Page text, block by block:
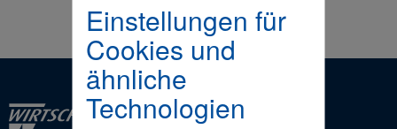
Einstellungen für
Cookies und
ähnliche
Technologien